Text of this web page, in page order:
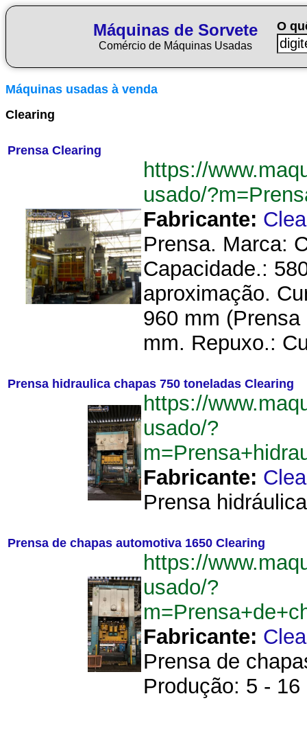
Máquinas de Sorvete
Comércio de Máquinas Usadas
O
Máquinas usadas à venda
Clearing
Prensa Clearing
https://
usado/
Fabricante:
Prensa. Marca:
Capacidade.:
aproximação.
960 mm
mm. Repuxo.:
Prensa hidraulica chapas 750 toneladas Clearing
https://
usado/?
Fabricante:
Prensa
Prensa de chapas automotiva 1650 Clearing
https://
usado/?
Fabricante:
Prensa de
Produção: 5 -